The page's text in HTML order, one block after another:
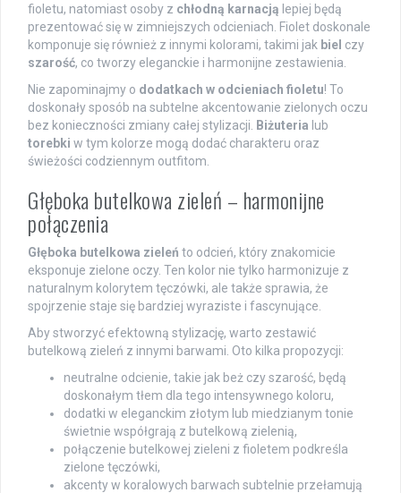
fioletu, natomiast osoby z chłodną karnacją lepiej będą
prezentować się w zimniejszych odcieniach. Fiolet doskonale
komponuje się również z innymi kolorami, takimi jak biel czy
szarość, co tworzy eleganckie i harmonijne zestawienia.
Nie zapominajmy o dodatkach w odcieniach fioletu! To
doskonały sposób na subtelne akcentowanie zielonych oczu
bez konieczności zmiany całej stylizacji. Biżuteria lub
torebki w tym kolorze mogą dodać charakteru oraz
świeżości codziennym outfitom.
Głęboka butelkowa zieleń – harmonijne
połączenia
Głęboka butelkowa zieleń to odcień, który znakomicie
eksponuje zielone oczy. Ten kolor nie tylko harmonizuje z
naturalnym kolorytem tęczówki, ale także sprawia, że
spojrzenie staje się bardziej wyraziste i fascynujące.
Aby stworzyć efektowną stylizację, warto zestawić
butelkową zieleń z innymi barwami. Oto kilka propozycji:
neutralne odcienie, takie jak beż czy szarość, będą
doskonałym tłem dla tego intensywnego koloru,
dodatki w eleganckim złotym lub miedzianym tonie
świetnie współgrają z butelkową zielenią,
połączenie butelkowej zieleni z fioletem podkreśla
zielone tęczówki,
akcenty w koralowych barwach subtelnie przełamują